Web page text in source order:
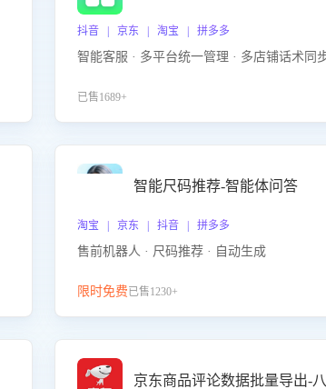
抖音 | 京东 | 淘宝 | 拼多多
智能客服 · 多平台统一管理 · 多店铺话术同
已售1689+
智能尺码推荐-智能体问答
淘宝 | 京东 | 抖音 | 拼多多
售前机器人 · 尺码推荐 · 自动生成
限时免费已售1230+
京东商品评论数据批量导出-